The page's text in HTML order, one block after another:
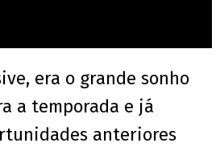
era o grande sonho
a temporada e já
anteriores